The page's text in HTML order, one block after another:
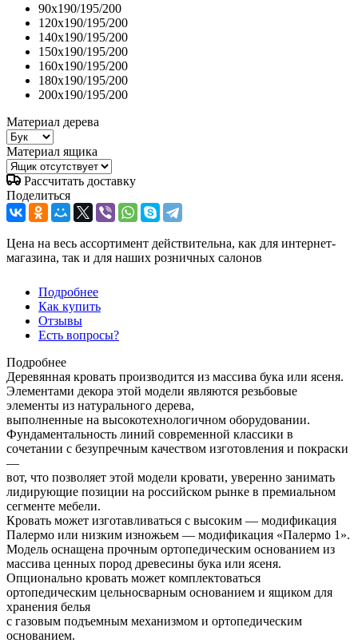
90x190/195/200
120x190/195/200
140x190/195/200
150x190/195/200
160x190/195/200
180x190/195/200
200x190/195/200
Материал дерева
Материал ящика
Рассчитать доставку
Поделиться
Цена на весь ассортимент действительна, как для интернет-
магазина, так и для наших розничных салонов
Подробнее
Как купить
Отзывы
Есть вопросы?
Подробнее
Деревянная кровать производится из массива бука или ясеня.
Элементами декора этой модели являются резьбовые
элементы из натурального дерева,
выполненные на высокотехнологичном оборудовании.
Фундаментальность линий современной классики в
сочетании с безупречным качеством изготовления и покраски
—
вот, что позволяет этой модели кровати, уверенно занимать
лидирующие позиции на российском рынке в премиальном
сегменте мебели.
Кровать может изготавливаться с высоким — модификация
Палермо или низким изножьем — модификация «Палермо 1».
Модель оснащена прочным ортопедическим основанием из
массива ценных пород древесины бука или ясеня.
Опционально кровать может комплектоваться
ортопедическим цельносварным основанием и ящиком для
хранения белья
с газовым подъемным механизмом и ортопедическим
основанием.